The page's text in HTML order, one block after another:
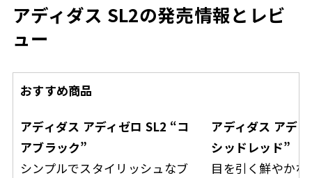
アディダス SL2の発売情報とレビ
ュー
おすすめ商品
アディダス アディゼロ SL2 “コ
アブラック”
シンプルでスタイリッシュなブ
アディダス アデ
シッドレッド”
目を引く鮮やか